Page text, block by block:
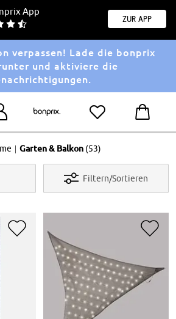
App
Zur App
verpassen! Lade die bonprix
und aktiviere die
| Garten & Balkon (53)
Filtern/Sortieren